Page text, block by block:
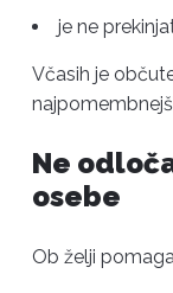
je ne
Včasih je
Ne
osebe
Ob želji